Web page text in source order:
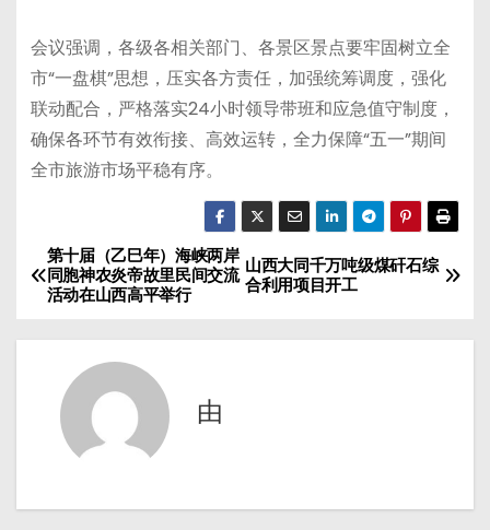
会议强调，各级各相关部门、各景区景点要牢固树立全
市“一盘棋”思想，压实各方责任，加强统筹调度，强化
联动配合，严格落实24小时领导带班和应急值守制度，
确保各环节有效衔接、高效运转，全力保障“五一”期间
全市旅游市场平稳有序。
文
章
航
山西大同千万吨级煤矸石综
合利用项目开工
第十届（乙巳年）海峡两岸
同胞神农炎帝故里民间交流
活动在山西高平举行
由